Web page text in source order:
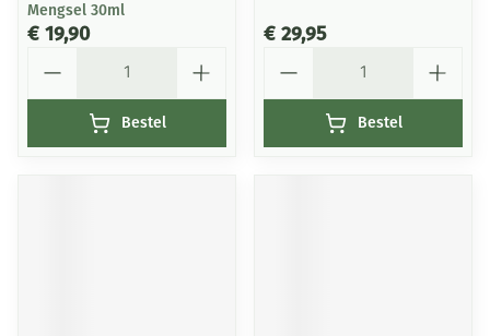
Mengsel 30ml
€ 19,90
Bestel
€ 29,95
Bestel